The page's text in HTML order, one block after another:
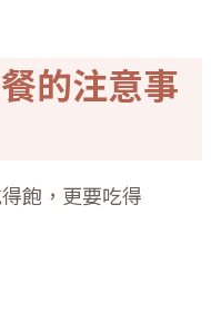
的注意事
飽，更要吃得